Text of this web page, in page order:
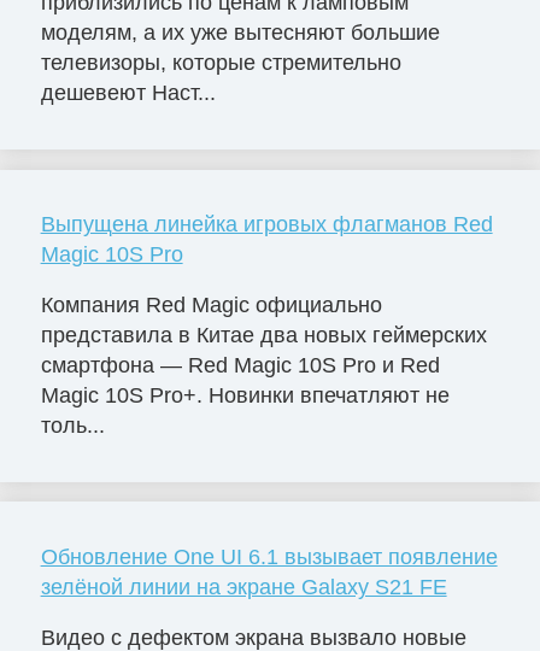
моделям, а их уже вытесняют большие
телевизоры, которые стремительно
дешевеют Наст...
Выпущена линейка игровых флагманов Red
Magic 10S Pro
Компания Red Magic официально
представила в Китае два новых геймерских
смартфона — Red Magic 10S Pro и Red
Magic 10S Pro+. Новинки впечатляют не
толь...
Обновление One UI 6.1 вызывает появление
зелёной линии на экране Galaxy S21 FE
Видео с дефектом экрана вызвало новые